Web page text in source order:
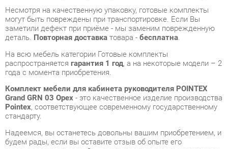
года с момента приобретения.
Комплект мебели для кабинета руководителя POINTEX
Grand GRN 03 Орех- это качественное изделие производства
стандарту.
Надеемся, вы останетесь довольны вашим приобретением, и
будем рады, если вы оставите отзыв об опыте его
использования, который поможет сориентироваться нашим
будущим покупателям.
Кроме формыобратной связиполучить развёрнутую
консультацию, фото и видеообзор продукции вы можете по
e-mail, телефону в Екатеринбурге и через мессенджеры
Telegram и WhatsApp.